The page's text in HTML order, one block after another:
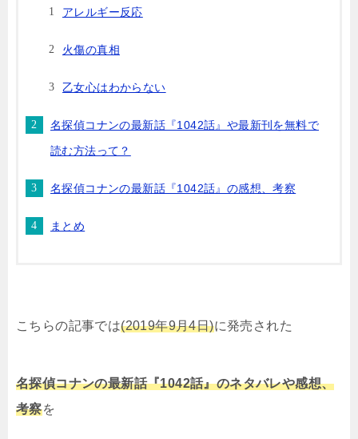
アレルギー反応
火傷の真相
乙女心はわからない
名探偵コナンの最新話『1042話』や最新刊を無料で
読む方法って？
名探偵コナンの最新話『1042話』の感想、考察
まとめ
こちらの記事では(2019年9月4日)に発売された
名探偵コナンの最新話『1042話』のネタバレや感想、
考察を